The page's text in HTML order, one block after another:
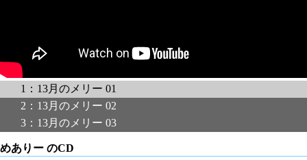
1：13月のメリー 01
2：13月のメリー 02
3：13月のメリー 03
めありー のCD